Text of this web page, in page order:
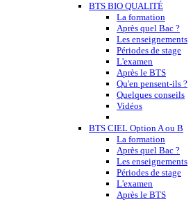
BTS BIO QUALITÉ
La formation
Après quel Bac ?
Les enseignements
Périodes de stage
L'examen
Après le BTS
Qu'en pensent-ils ?
Quelques conseils
Vidéos
BTS CIEL Option A ou B
La formation
Après quel Bac ?
Les enseignements
Périodes de stage
L'examen
Après le BTS